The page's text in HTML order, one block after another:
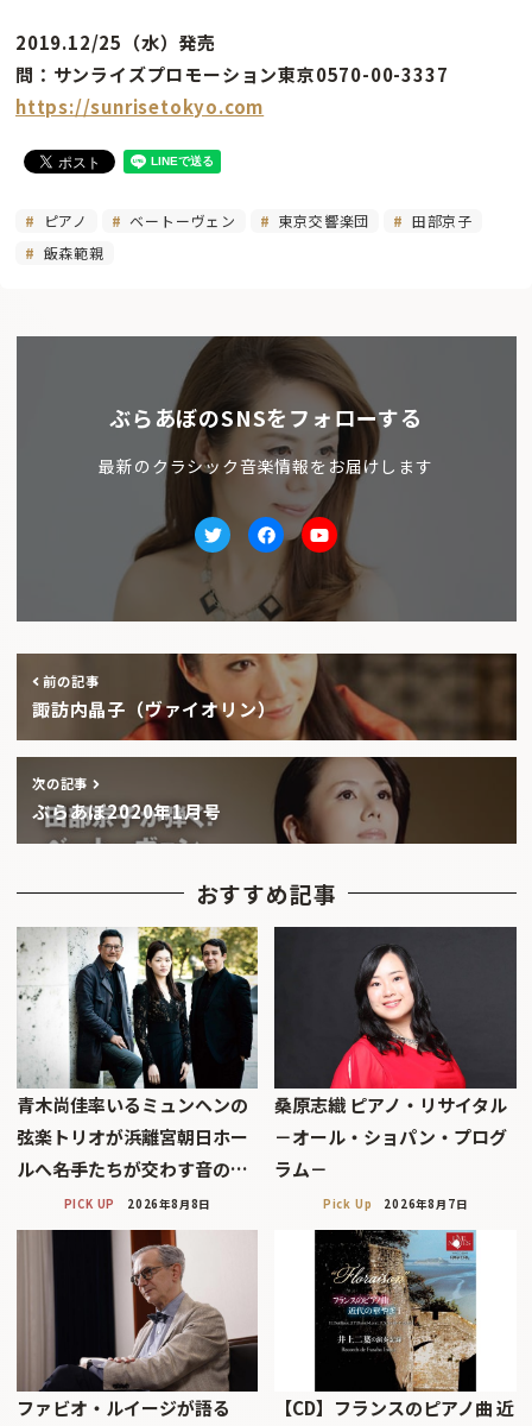
2019.12/25（水）発売
問：サンライズプロモーション東京0570-00-3337
https://sunrisetokyo.com
ピアノ ベートーヴェン 東京交響楽団
田部京子
飯森範親
ぶらあぼのSNSをフォローする
最新のクラシック音楽情報をお届けします
TwitterfacebookYoutube
前の記事
諏訪内晶子（ヴァイオリン）
次の記事
ぶらあぼ2020年1月号
おすすめ記事
青木尚佳率いるミュンヘンの
弦楽トリオが浜離宮朝日ホー
ルへ――名手たちが交わす音の…
PICK UP 2026年8月8日
桑原志織 ピアノ・リサイタル
－オール・ショパン・プログ
ラム－
Pick Up 2026年8月7日
ファビオ・ルイージが語る
【CD】フランスのピアノ曲 近